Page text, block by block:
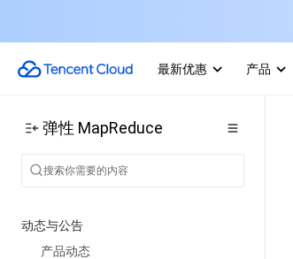
最新优惠 产品
弹性 MapReduce
动态与公告
产品动态